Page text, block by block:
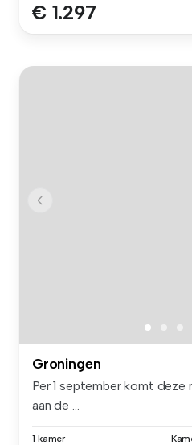
€ 1.297
Groningen
Per 1 september komt
aan de ...
1 kamer